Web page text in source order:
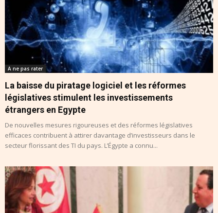
A ne pas rater
La baisse du piratage logiciel et les réformes
législatives stimulent les investissements
étrangers en Egypte
De nouvelles mesures rigoureuses et des réformes législatives
efficaces contribuent à attirer davantage d’investisseurs dans le
secteur florissant des TI du pays. L’Égypte a connu...